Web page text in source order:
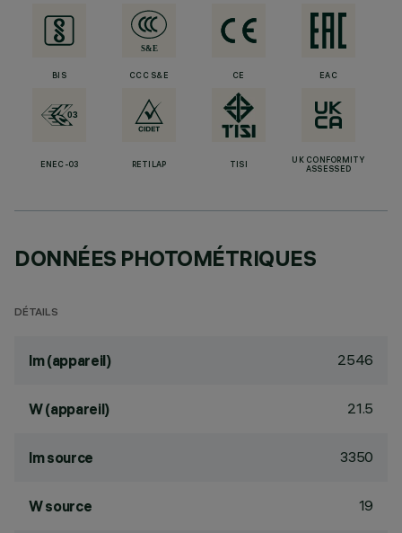
BIS CCC S&E CE EAC
ENEC-03 RETILAP TISI
UK CONFORMITY
ASSESSED
DONNÉES PHOTOMÉTRIQUES
DÉTAILS
lm (appareil) 2546
W (appareil) 21.5
lm source 3350
W source 19